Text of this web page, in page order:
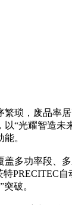
琐，废品率
“光耀智造未
。
多功率段、
PRECITEC自
破。